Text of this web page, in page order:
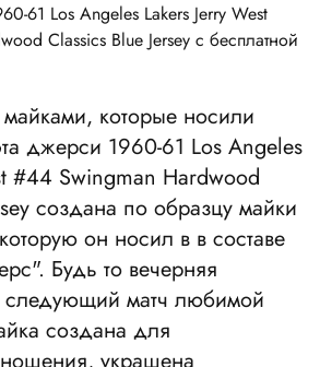
61 Los Angeles Lakers Jerry West
Classics Blue Jersey с бесплатной
которые носили
джерси 1960-61 Los Angeles
#44 Swingman Hardwood
создана по образцу майки
он носил в в составе
Будь то вечерняя
следующий матч любимой
создана для